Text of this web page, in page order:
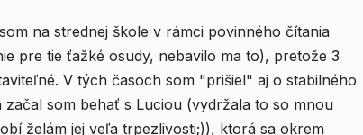
na strednej škole v rámci povinného čítania
pre tie ťažké osudy, nebavilo ma to), pretože 3
V tých časoch som "prišiel" aj o stabilného
som behať s Luciou (vydržala to so mnou